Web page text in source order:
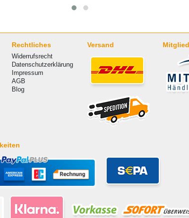
Rechtliches
Widerrufsrecht
Datenschutzerklärung
Impressum
AGB
Blog
Versand